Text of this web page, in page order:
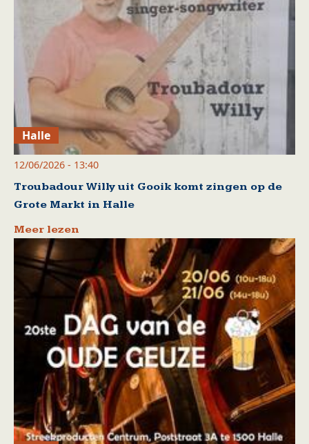
Halle
12/06/2026 - 13:40
Troubadour Willy uit Gooik komt zingen op de
Grote Markt in Halle
Meer lezen